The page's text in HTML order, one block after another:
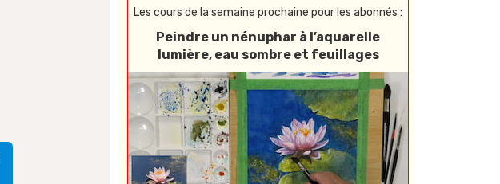
Les cours de la semaine prochaine pour les abonnés :
Peindre un nénuphar à l’aquarelle
lumière, eau sombre et feuillages